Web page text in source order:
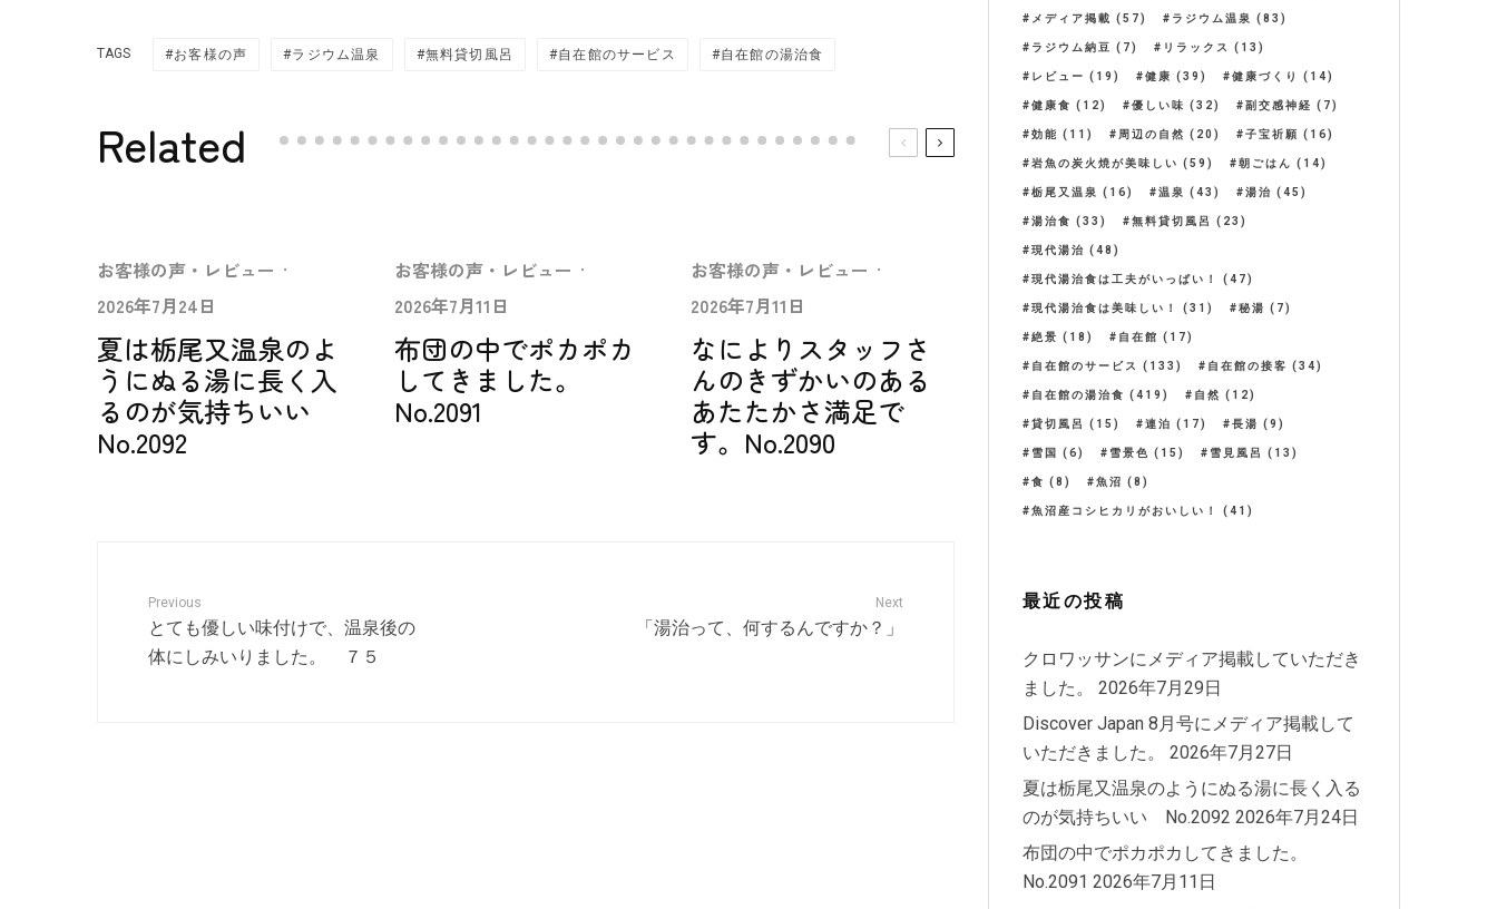
TAGS お客様の声 ラジウム温泉 無料貸切風呂 自在館のサービス 自在館の湯治食
Related
お客様の声・レビュー ·
2026年7月24日
夏は栃尾又温泉のよ
うにぬる湯に長く入
るのが気持ちいい
No.2092
お客様の声・レビュー ·
2026年7月11日
布団の中でポカポカ
してきました。
No.2091
お客様の声・レビュー ·
2026年7月11日
なによりスタッフさ
んのきずかいのある
あたたかさ満足で
す。No.2090
Previous
とても優しい味付けで、温泉後の
体にしみいりました。 ７５
Next
「湯治って、何するんですか？」
メディア掲載 (57) ラジウム温泉 (83)
ラジウム納豆 (7) リラックス (13)
レビュー (19) 健康 (39) 健康づくり (14)
健康食 (12) 優しい味 (32) 副交感神経 (7)
効能 (11) 周辺の自然 (20) 子宝祈願 (16)
岩魚の炭火焼が美味しい (59) 朝ごはん (14)
栃尾又温泉 (16) 温泉 (43) 湯治 (45)
湯治食 (33) 無料貸切風呂 (23)
現代湯治 (48)
現代湯治食は工夫がいっぱい！ (47)
現代湯治食は美味しい！ (31) 秘湯 (7)
絶景 (18) 自在館 (17)
自在館のサービス (133) 自在館の接客 (34)
自在館の湯治食 (419) 自然 (12)
貸切風呂 (15) 連泊 (17) 長湯 (9)
雪国 (6) 雪景色 (15) 雪見風呂 (13)
食 (8) 魚沼 (8)
魚沼産コシヒカリがおいしい！ (41)
最近の投稿
クロワッサンにメディア掲載していただき
ました。
2026年7月29日
Discover Japan 8月号にメディア掲載して
いただきました。
2026年7月27日
夏は栃尾又温泉のようにぬる湯に長く入る
のが気持ちいい No.2092 2026年7月24日
布団の中でポカポカしてきました。
No.2091 2026年7月11日